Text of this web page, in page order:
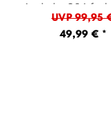
Artikel: -036
ebony, Farbe:
UVP 99,95
49,99 € *